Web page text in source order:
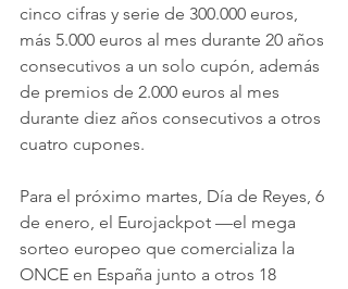
cinco cifras y serie de 300.000 euros,
más 5.000 euros al mes durante 20 años
consecutivos a un solo cupón, además
de premios de 2.000 euros al mes
durante diez años consecutivos a otros
cuatro cupones.
Para el próximo martes, Día de Reyes, 6
de enero, el Eurojackpot —el mega
sorteo europeo que comercializa la
ONCE en España junto a otros 18